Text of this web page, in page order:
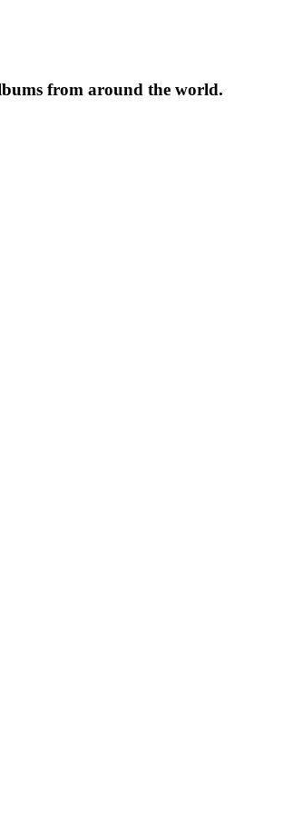
from around the world.